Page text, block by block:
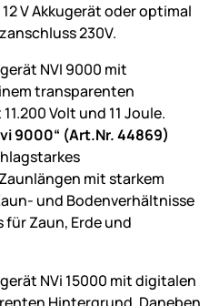
V Akkugerät oder optimal
230V.
9000“ (Art.Nr. 44869)
mit starkem
und Bodenverhältnisse
für Zaun, Erde und